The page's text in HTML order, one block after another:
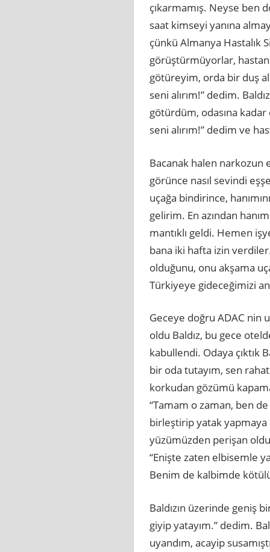
çıkarmamış. Neyse ben
saat kimseyi yanına
çünkü Almanya Hastalık
görüştürmüyorlar,
götüreyim, orda bir duş
seni alırım!” dedim.
götürdüm, odasına kadar
seni alırım!” dedim ve
Bacanak halen narkozun
görünce nasıl sevindi
uçağa bindirince,
gelirim. En azından
mantıklı geldi. Hemen
bana iki hafta izin
olduğunu, onu akşama
Türkiyeye gideceğimizi
Geceye doğru ADAC nin
oldu Baldız, bu gece
kabullendi. Odaya çıktık
bir oda tutayım, sen
korkudan gözümü
“Tamam o zaman, ben
birleştirip yatak yapmaya
yüzümüzden perişan
“Enişte zaten elbisemle
Benim de kalbimde
Baldızın üzerinde geniş
giyip yatayım.” dedim.
uyandım, acayip